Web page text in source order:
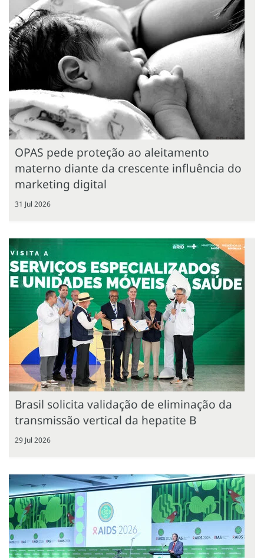
OPAS pede proteção ao aleitamento
materno diante da crescente influência do
marketing digital
31 Jul 2026
Brasil solicita validação de eliminação da
transmissão vertical da hepatite B
29 Jul 2026